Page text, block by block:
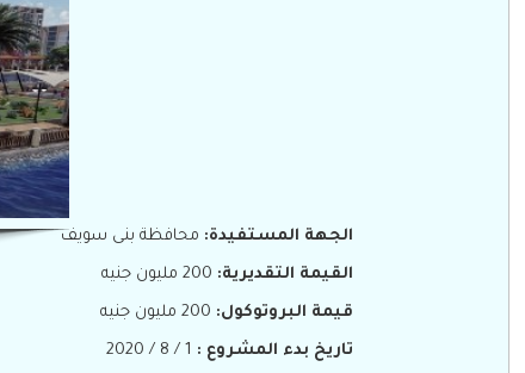
الجهة المستفيدة: محافظة بنى سويف
القيمة التقديرية: 200 مليون جنيه
قيمة البروتوكول: 200 مليون جنيه
تاريخ بدء المشروع : 1 / 8 / 2020